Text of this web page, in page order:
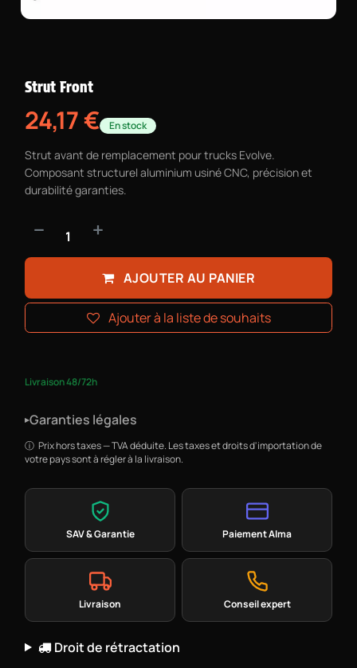
Strut Front
24,17€ En stock
Strut avant de remplacement pour trucks Evolve.
Composant structurel aluminium usiné CNC, précision et
durabilité garanties.
AJOUTER AU PANIER
Ajouter à la liste de souhaits
Livraison 48/72h
▸Garanties légales
Prix hors taxes — TVA déduite. Les taxes et droits d'importation de
votre pays sont à régler à la livraison.
SAV & Garantie Paiement Alma
Livraison Conseil expert
Droit de rétractation